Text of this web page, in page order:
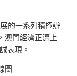
的一系列積極辦
澳門經濟正邁上
表現。
圖